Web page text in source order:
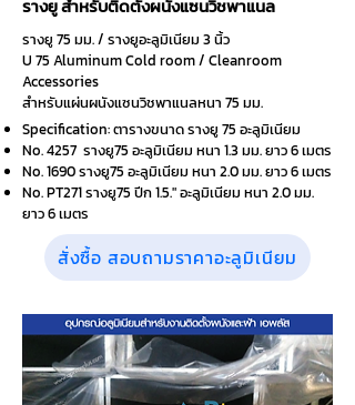
รางยู สำหรับติดตั้งผนังแซนวิชพาแนล
รางยู 75 มม. / รางยูอะลูมิเนียม 3 นิ้ว
U 75 Aluminum Cold room / Cleanroom
Accessories
สำหรับแผ่นผนังแซนวิชพาแนลหนา 75 มม.
Specification: ตารางขนาด รางยู 75 อะลูมิเนียม
No. 4257 รางยู75 อะลูมิเนียม หนา 1.3 มม. ยาว 6 เมตร
No. 1690 รางยู75 อะลูมิเนียม หนา 2.0 มม. ยาว 6 เมตร
No. PT271 รางยู75 ปีก 1.5." อะลูมิเนียม หนา 2.0 มม.
ยาว 6 เมตร
สั่งซื้อ สอบถามราคาอะลูมิเนียม